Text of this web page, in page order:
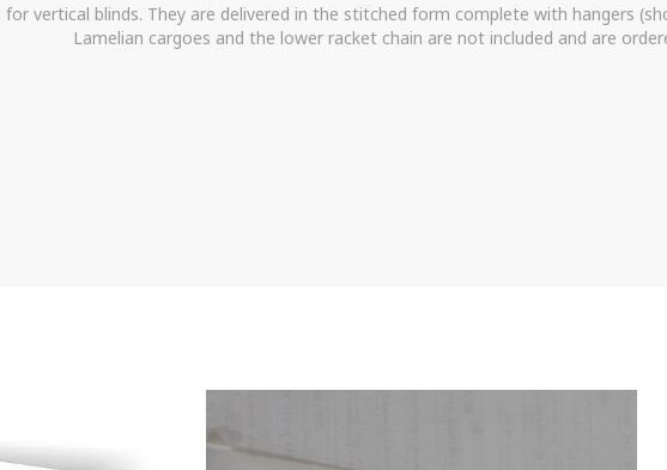
for vertical blinds. They are delivered in the stitched form complete with hangers
Lamelian cargoes and the lower racket chain are not included and are